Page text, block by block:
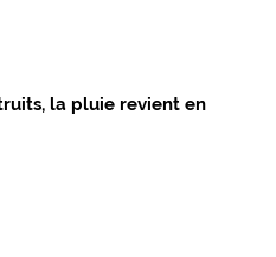
la pluie revient en